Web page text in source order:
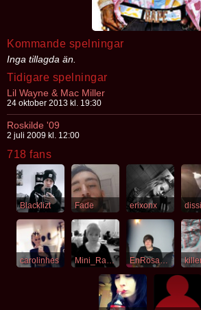
Kommande spelningar
Inga tillagda än.
Tidigare spelningar
Lil Wayne & Mac Miller
24 oktober 2013 kl. 19:30
Roskilde '09
2 juli 2009 kl. 12:00
718 fans
Blacklizt Fade erixonx
carolinhes Mini_Randis EnRosaGuldFisk